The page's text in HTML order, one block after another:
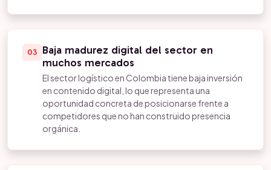
03
Baja madurez digital del sector en
muchos mercados
El sector logístico en Colombia tiene baja inversión
en contenido digital, lo que representa una
oportunidad concreta de posicionarse frente a
competidores que no han construido presencia
orgánica.